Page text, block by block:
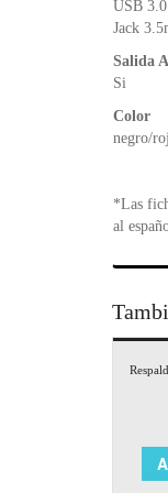
USB 3.0
Jack
Salida
Si
Color
negro/
*Las
al